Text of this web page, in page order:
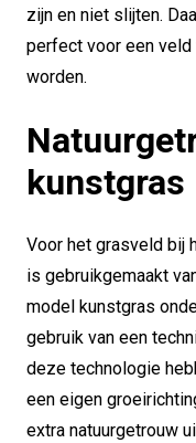
zijn en niet slijten.
perfect voor een
worden.
kunstgras
Voor het grasveld bij
is gebruikgemaakt
model kunstgras
gebruik van een
deze technologie
een eigen
extra natuurgetrouw